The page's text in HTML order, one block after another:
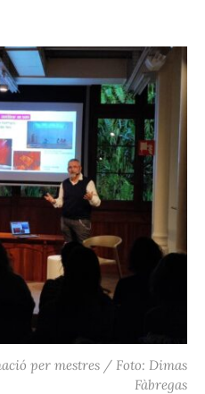
per mestres / Foto: Dimas
Fàbregas